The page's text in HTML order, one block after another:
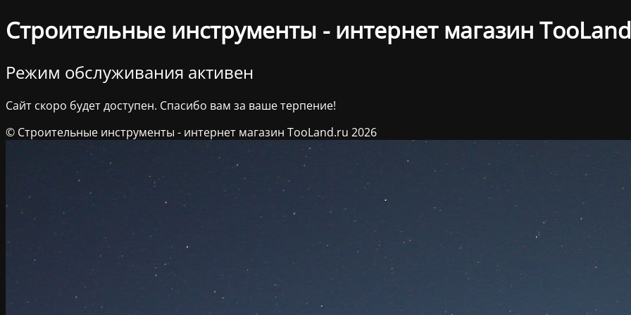
Строительные инструменты - интернет магазин
Режим обслуживания активен
Сайт скоро будет доступен. Спасибо вам за ваше терпение!
© Строительные инструменты - интернет магазин TooLand.ru 2026